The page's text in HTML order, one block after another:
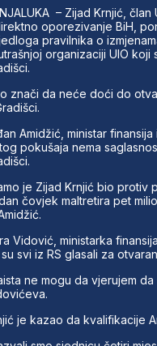
– Zijad Krnjić,
oporezivanje BiH,
pravilnika o
organizaciji UIO
znači da neće doći do
Amidžić, ministar
pokušaja nema
je Zijad Krnjić bio protiv
čovjek maltretira pet
Vidović, ministarka
svi iz RS glasali za
ne mogu da vjerujem
je kazao da kvalifikacije